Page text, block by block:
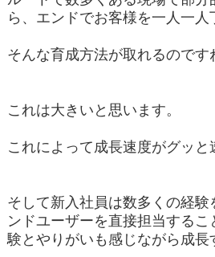
ら、エンドでお客様を一人一人
そんな育成方法が取れるのです
これは大きいと思います。
これによって成長速度がグッと
そして新入社員は数多くの経験
ンドユーザーを直接担当する
験とやりがいも感じながら成長